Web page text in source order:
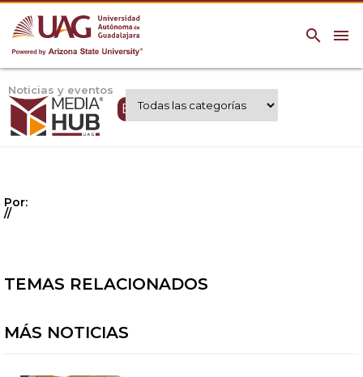
menu
search
Noticias y eventos
Expertos UAG
Por:
//
TEMAS RELACIONADOS
MÁS NOTICIAS